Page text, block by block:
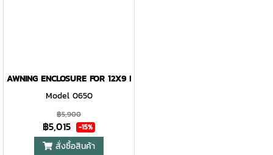
AWNING ENCLOSURE FOR 12X9 FT. CABIN
Model 0650
฿5,900
฿5,015 -15%
สั่งซื้อสินค้า